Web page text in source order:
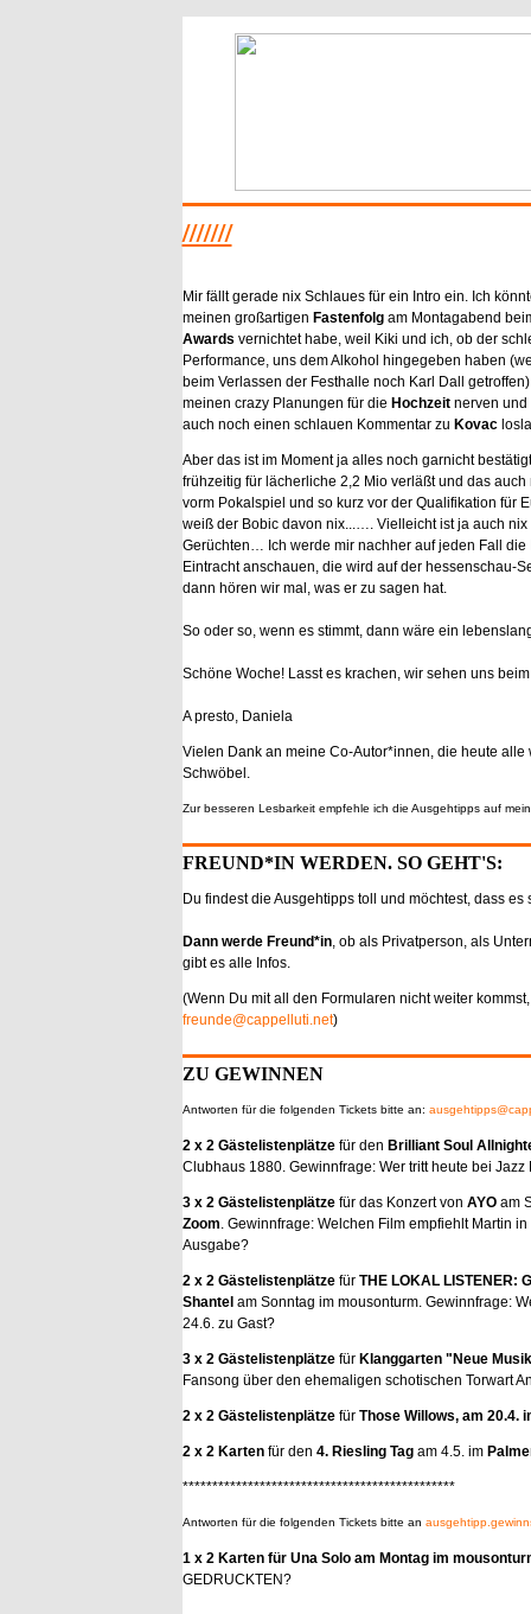
///////
Mir fällt gerade nix Schlaues für ein Intro ein. Ich
meinen großartigen Fastenfolgam Montagabend
Awards vernichtet habe, weil Kiki und ich, ob der
Performance, uns dem Alkohol hingegeben haben
beim Verlassen der Festhalle noch Karl Dall
meinen crazy Planungen für die Hochzeitnerven und
auch noch einen schlauen Kommentar zu Kovac
Aber das ist im Moment ja alles noch garnicht
frühzeitig für lächerliche 2,2 Mio verläßt und das auch
vorm Pokalspiel und so kurz vor der Qualifikation für
weiß der Bobic davon nix...…. Vielleicht ist ja auch nix
Gerüchten… Ich werde mir nachher auf jeden Fall die
Eintracht anschauen, die wird auf der hessenschau-
dann hören wir mal, was er zu sagen hat.
So oder so, wenn es stimmt, dann wäre ein
Schöne Woche! Lasst es krachen, wir sehen uns
A presto, Daniela
Vielen Dank an meine Co-Autor*innen, die heute
Schwöbel.
Zur besseren Lesbarkeit empfehle ich die Ausgehtipps auf
FREUND*IN WERDEN. SO GEHT'S:
Du findest die Ausgehtipps toll und möchtest, dass
Dann werde Freund*in, ob als Privatperson, als
gibt es alle Infos.
(Wenn Du mit all den Formularen nicht weiter
freunde@cappelluti.net)
ZU GEWINNEN
Antworten für die folgenden Tickets bitte an:
2 x 2 Gästelistenplätze für den Brilliant Soul
Clubhaus 1880. Gewinnfrage: Wer tritt heute bei Jazz
3 x 2 Gästelistenplätze für das Konzert von AYO am
Zoom. Gewinnfrage: Welchen Film empfiehlt Martin
Ausgabe?
2 x 2 Gästelistenplätzefür THE LOKAL LISTENER:
Shantel am Sonntag im mousonturm. Gewinnfrage:
24.6. zu Gast?
3 x 2 Gästelistenplätze für Klanggarten "Neue
Fansong über den ehemaligen schotischen Torwart
2 x 2 Gästelistenplätzefür Those Willows, am 20.4.
2 x 2 Kartenfür den 4. Riesling Tag am 4.5. im
**********************************************
Antworten für die folgenden Tickets bitte an
1 x 2 Karten für Una Solo am Montag im
GEDRUCKTEN?